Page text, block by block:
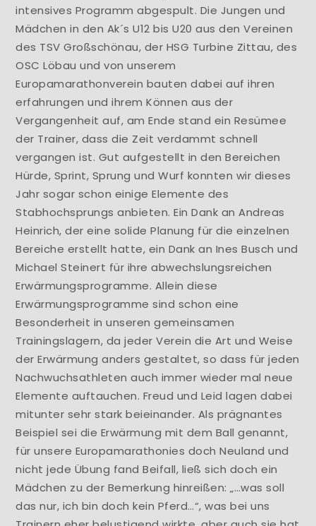
intensives Programm abgespult. Die Jungen und
Mädchen in den Ak´s U12 bis U20 aus den Vereinen
des TSV Großschönau, der HSG Turbine Zittau, des
OSC Löbau und von unserem
Europamarathonverein bauten dabei auf ihren
erfahrungen und ihrem Können aus der
Vergangenheit auf, am Ende stand ein Resümee
der Trainer, dass die Zeit verdammt schnell
vergangen ist. Gut aufgestellt in den Bereichen
Hürde, Sprint, Sprung und Wurf konnten wir dieses
Jahr sogar schon einige Elemente des
Stabhochsprungs anbieten. Ein Dank an Andreas
Heinrich, der eine solide Planung für die einzelnen
Bereiche erstellt hatte, ein Dank an Ines Busch und
Michael Steinert für ihre abwechslungsreichen
Erwärmungsprogramme. Allein diese
Erwärmungsprogramme sind schon eine
Besonderheit in unseren gemeinsamen
Trainingslagern, da jeder Verein die Art und Weise
der Erwärmung anders gestaltet, so dass für jeden
Nachwuchsathleten auch immer wieder mal neue
Elemente auftauchen. Freud und Leid lagen dabei
mitunter sehr stark beieinander. Als prägnantes
Beispiel sei die Erwärmung mit dem Ball genannt,
für unsere Europamarathonies doch Neuland und
nicht jede Übung fand Beifall, ließ sich doch ein
Mädchen zu der Bemerkung hinreißen: „…was soll
das nur, ich bin doch kein Pferd…“, was bei uns